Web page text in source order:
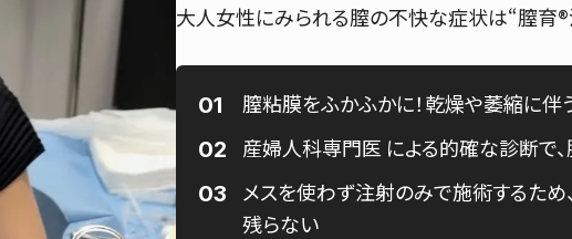
大人女性にみられる膣の不快な症状は“膣育®
膣粘膜をふかふかに！乾燥や萎縮に伴
産婦人科専門医 による的確な診断で
メスを使わず注射のみで施術するため
残らない